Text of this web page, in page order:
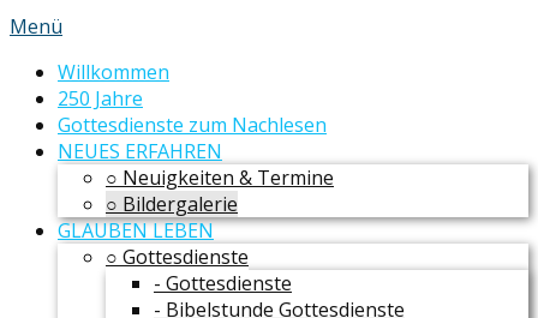
Menü
Willkommen
250 Jahre
Gottesdienste zum Nachlesen
NEUES ERFAHREN
○ Neuigkeiten & Termine
○ Bildergalerie
GLAUBEN LEBEN
○ Gottesdienste
- Gottesdienste
- Bibelstunde Gottesdienste